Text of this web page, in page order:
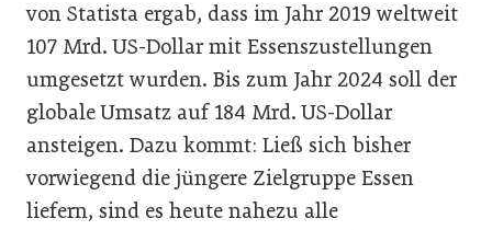
von Statista ergab, dass im Jahr 2019 weltweit
107 Mrd. US-Dollar mit Essenszustellungen
umgesetzt wurden. Bis zum Jahr 2024 soll der
globale Umsatz auf 184 Mrd. US-Dollar
ansteigen. Dazu kommt: Ließ sich bisher
vorwiegend die jüngere Zielgruppe Essen
liefern, sind es heute nahezu alle